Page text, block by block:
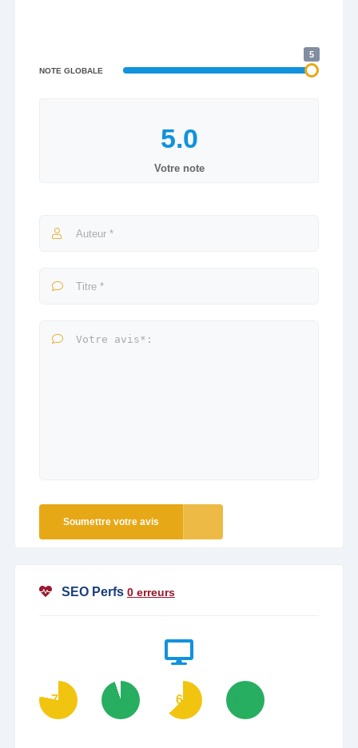
NOTE GLOBALE
5
Votre note
Soumettre votre avis
SEO Perfs 0 erreurs
78 95 63